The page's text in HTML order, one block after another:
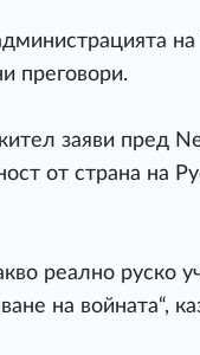
преговори.
заяви пред
от страна на
реално руско
на войната“,